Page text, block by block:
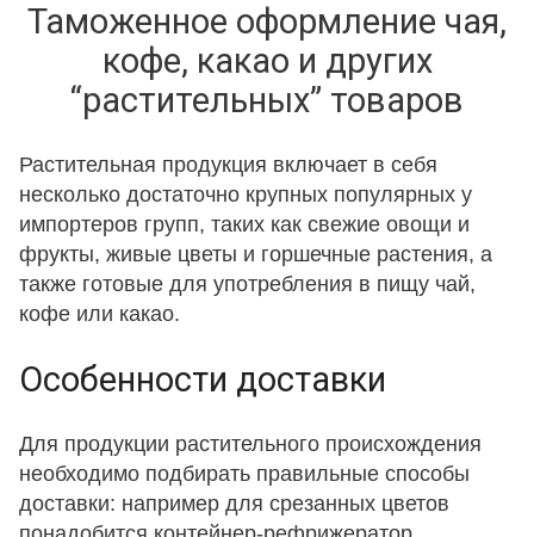
Таможенное оформление чая,
кофе, какао и других
“растительных” товаров
Растительная продукция включает в себя
несколько достаточно крупных популярных у
импортеров групп, таких как свежие овощи и
фрукты, живые цветы и горшечные растения, а
также готовые для употребления в пищу чай,
кофе или какао.
Особенности доставки
Для продукции растительного происхождения
необходимо подбирать правильные способы
доставки: например для срезанных цветов